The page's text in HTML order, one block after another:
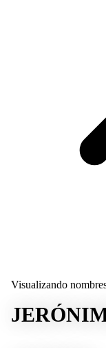
Visualizando